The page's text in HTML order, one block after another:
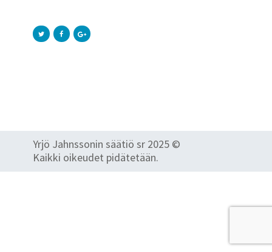
Yrjö Jahnssonin säätiö sr 2025 ©
Kaikki oikeudet pidätetään.